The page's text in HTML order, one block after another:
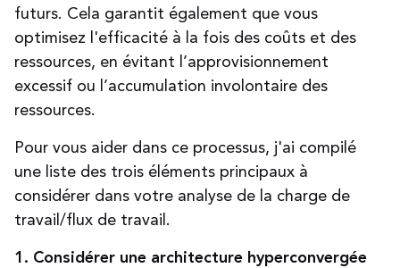
futurs. Cela garantit également que vous
optimisez l'efficacité à la fois des coûts et des
ressources, en évitant l’approvisionnement
excessif ou l’accumulation involontaire des
ressources.
Pour vous aider dans ce processus, j'ai compilé
une liste des trois éléments principaux à
considérer dans votre analyse de la charge de
travail/flux de travail.
1. Considérer une architecture hyperconvergée